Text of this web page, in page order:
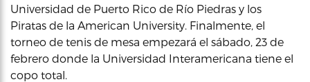
Universidad de Puerto Rico de Río Piedras y los
Piratas de la American University. Finalmente, el
torneo de tenis de mesa empezará el sábado, 23 de
febrero donde la Universidad Interamericana tiene el
copo total.